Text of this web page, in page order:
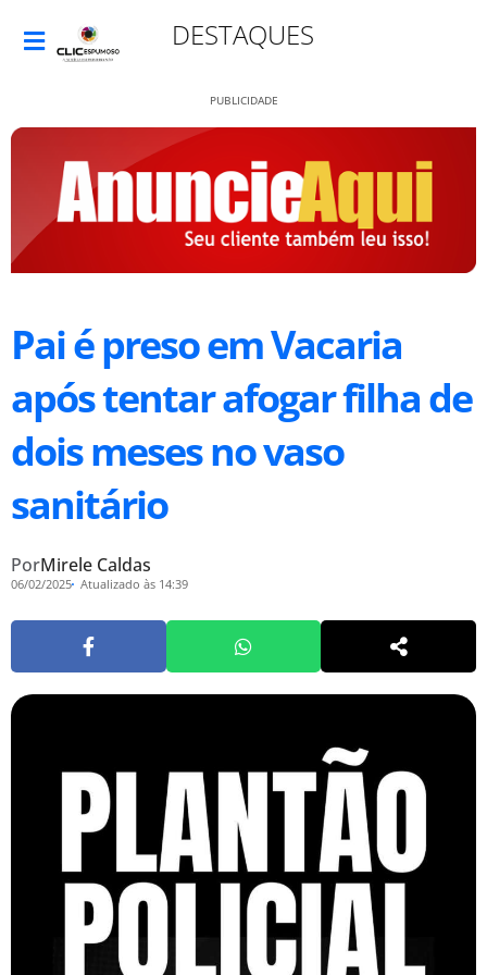
DESTAQUES
PUBLICIDADE
Pai é preso em Vacaria
após tentar afogar filha de
dois meses no vaso
sanitário
PorMirele Caldas
06/02/2025 Atualizado às 14:39